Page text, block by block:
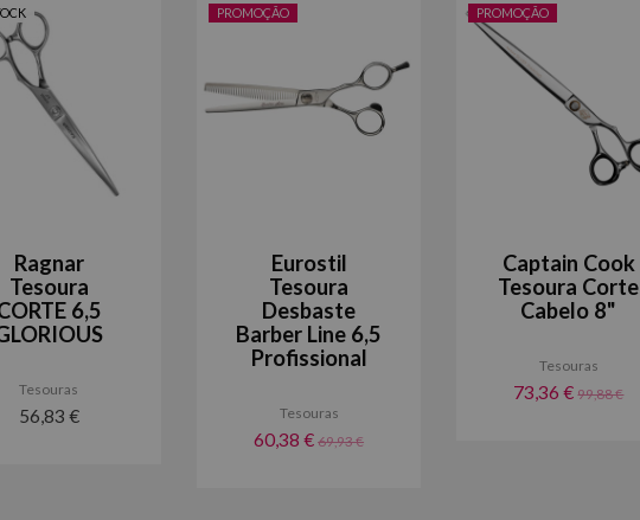
Ragnar
Tesoura
6,5
Tesouras
56,83 €
PROMOÇÃO
Eurostil
Tesoura
Desbaste
Barber Line 6,5
Profissional
Tesouras
60,38 €69,93 €
PROMOÇÃO
Captain Cook
Tesoura Corte
Cabelo 8"
Tesouras
73,36 €99,88 €